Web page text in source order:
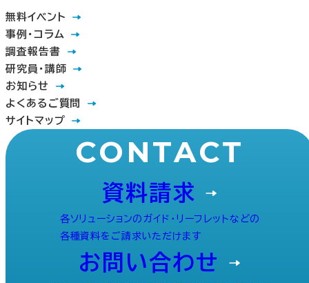
無料イベント
事例・コラム
調査報告書
研究員・講師
お知らせ
よくあるご質問
サイトマップ
CONTACT
資料請求
各ソリューションのガイド・リーフレットなどの
各種資料をご請求いただけます
お問い合わせ